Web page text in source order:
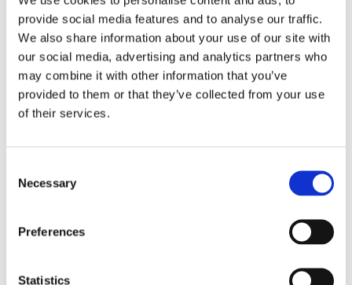
provide social media features and to analyse our traffic.
We also share information about your use of our site with
our social media, advertising and analytics partners who
may combine it with other information that you’ve
provided to them or that they’ve collected from your use
of their services.
Selection
Necessary
Preferences
Statistics
Faunakram premium
value for dogs 450g
mix curls lamb and